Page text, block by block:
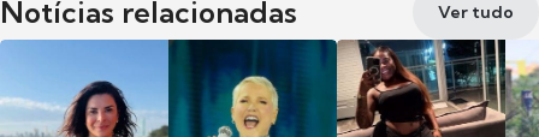
Notícias relacionadas Ver tudo